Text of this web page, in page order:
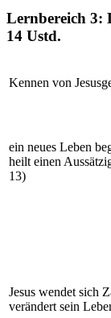
Lernbereich 3:
14 Ustd.
Kennen von
ein neues Leben
heilt einen
13)
Jesus wendet sich
verändert sein